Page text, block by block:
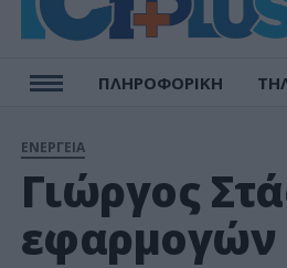
ΠΛΗΡΟΦΟΡΙΚΗ
ΕΝΕΡΓΕΙΑ
Γιώργος
εφαρμογών